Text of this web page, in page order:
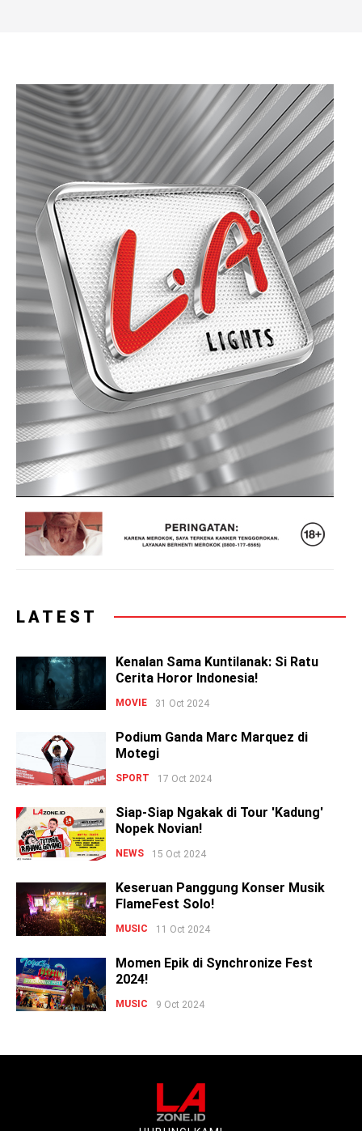
LATEST
Kenalan Sama Kuntilanak: Si Ratu
Cerita Horor Indonesia!
MOVIE 31 Oct 2024
Podium Ganda Marc Marquez di
Motegi
SPORT 17 Oct 2024
Siap-Siap Ngakak di Tour 'Kadung'
Nopek Novian!
NEWS 15 Oct 2024
Keseruan Panggung Konser Musik
FlameFest Solo!
MUSIC 11 Oct 2024
Momen Epik di Synchronize Fest
2024!
MUSIC 9 Oct 2024